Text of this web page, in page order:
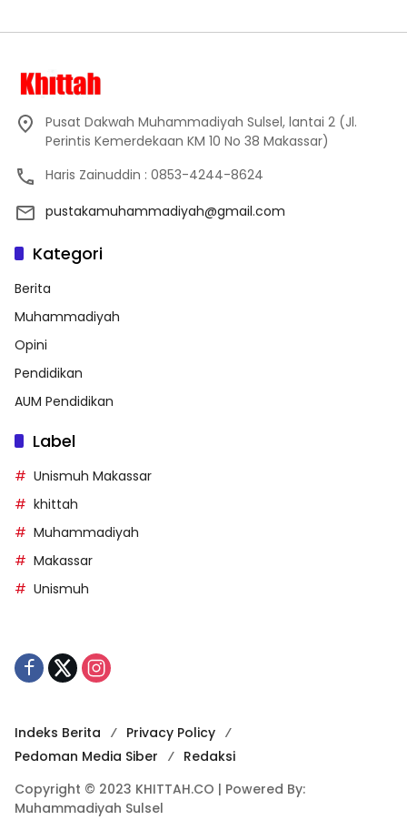
Pusat Dakwah Muhammadiyah Sulsel, lantai 2 (Jl.
Perintis Kemerdekaan KM 10 No 38 Makassar)
Haris Zainuddin : 0853-4244-8624
pustakamuhammadiyah@gmail.com
Kategori
Berita
Muhammadiyah
Opini
Pendidikan
AUM Pendidikan
Label
Unismuh Makassar
khittah
Muhammadiyah
Makassar
Unismuh
Indeks Berita
Privacy Policy
Pedoman Media Siber
Redaksi
Copyright © 2023 KHITTAH.CO | Powered By:
Muhammadiyah Sulsel